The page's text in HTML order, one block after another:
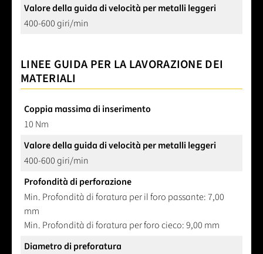
Valore della guida di velocità per metalli leggeri
400-600 giri/min
LINEE GUIDA PER LA LAVORAZIONE DEI
MATERIALI
Coppia massima di inserimento
10 Nm
Valore della guida di velocità per metalli leggeri
400-600 giri/min
Profondità di perforazione
Min. Profondità di foratura per il foro passante: 7,00
mm
Min. Profondità di foratura per foro cieco: 9,00 mm
Diametro di preforatura